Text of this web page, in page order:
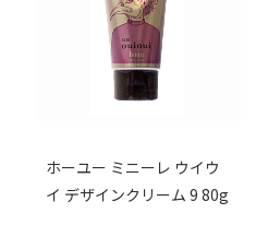
ホーユー ミニーレ ウイウ
イ デザインクリーム 9 80g